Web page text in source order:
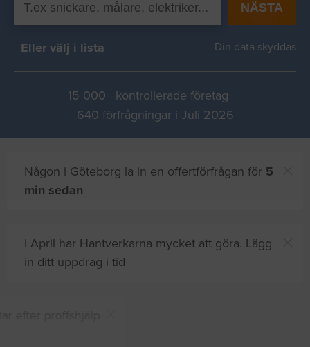
NÄSTA
Eller välj i lista Din data skyddas
15 000+ kontrollerade företag
640 förfrågningar i Juli 2026
Någon i Göteborg la in en offertförfrågan för 5
min sedan
I April har Hantverkarna mycket att göra. Lägg
in ditt uppdrag i tid